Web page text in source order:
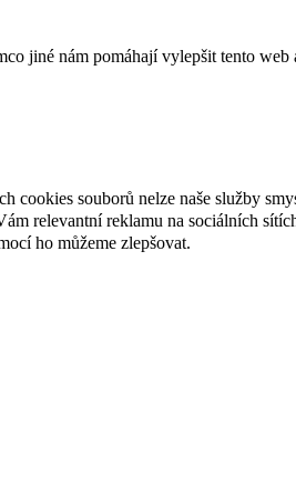
jiné nám pomáhají vylepšit tento
cookies souborů nelze naše služby
relevantní reklamu na sociálních
ho můžeme zlepšovat.